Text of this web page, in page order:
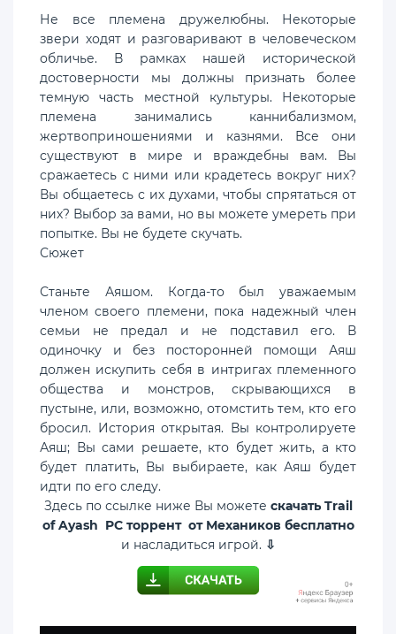
Не все племена дружелюбны. Некоторые
звери ходят и разговаривают в человеческом
обличье. В рамках нашей исторической
достоверности мы должны признать более
темную часть местной культуры. Некоторые
племена занимались каннибализмом,
жертвоприношениями и казнями. Все они
существуют в мире и враждебны вам. Вы
сражаетесь с ними или крадетесь вокруг них?
Вы общаетесь с их духами, чтобы спрятаться от
них? Выбор за вами, но вы можете умереть при
попытке. Вы не будете скучать.
Сюжет
Станьте Аяшом. Когда-то был уважаемым
членом своего племени, пока надежный член
семьи не предал и не подставил его. В
одиночку и без посторонней помощи Аяш
должен искупить себя в интригах племенного
общества и монстров, скрывающихся в
пустыне, или, возможно, отомстить тем, кто его
бросил. История открытая. Вы контролируете
Аяш; Вы сами решаете, кто будет жить, а кто
будет платить, Вы выбираете, как Аяш будет
идти по его следу.
Здесь по ссылке ниже Вы можете скачать Trail
of Ayash PC торрент от Механиков бесплатно
и насладиться игрой. ⇩